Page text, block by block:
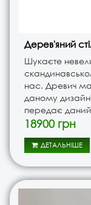
Дерев'яний
Шукаєте
нас. Древич
даному
передає даний
18900 грн
ДЕТАЛЬНІШЕ